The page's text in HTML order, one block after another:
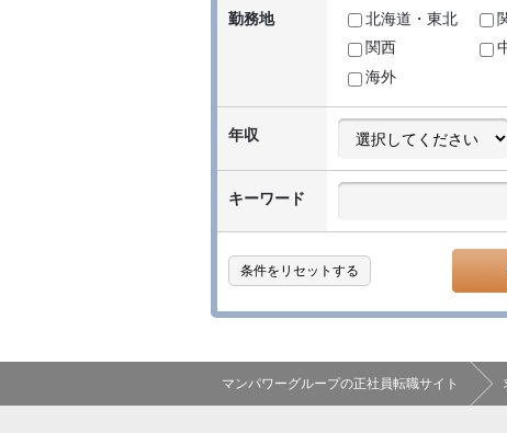
勤務地 北海道・東北
関西
海外
年収
キーワード
条件をリセットする
マンパワーグループの正社員転職サイト